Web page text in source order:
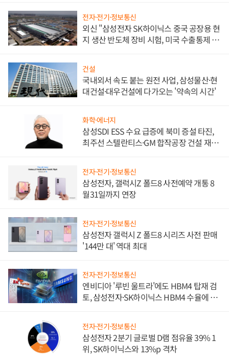
전자·전기·정보통신
외신 "삼성전자 SK하이닉스 중국 공장용 현
지 생산 반도체 장비 시험, 미국 수출통제 대
건설
국내외서 속도 붙는 원전 사업, 삼성물산·현
대건설·대우건설에 다가오는 '약속의 시간'
화학·에너지
삼성SDI ESS 수요 급증에 북미 증설 타진,
최주선 스텔란티스·GM 합작공장 건설 재추
전자·전기·정보통신
삼성전자, 갤럭시Z 폴드8 사전예약 개통 8
월31일까지 연장
전자·전기·정보통신
삼성전자 갤럭시 Z 폴드8 시리즈 사전 판매
'144만 대' 역대 최대
전자·전기·정보통신
엔비디아 '루빈 울트라'에도 HBM4 탑재 검
토, 삼성전자·SK하이닉스 HBM4 수율에 주
전자·전기·정보통신
삼성전자 2분기 글로벌 D램 점유율 39% 1
위, SK하이닉스와 13%p 격차